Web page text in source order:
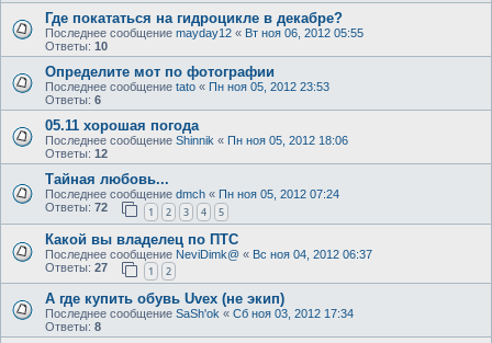
Где покататься на гидроцикле в декабре?
Последнее сообщение mayday12 « Вт ноя 06, 2012 05:55
Ответы: 10
Определите мот по фотографии
Последнее сообщение tato « Пн ноя 05, 2012 23:53
Ответы: 6
05.11 хорошая погода
Последнее сообщение Shinnik « Пн ноя 05, 2012 18:06
Ответы: 12
Тайная любовь...
Последнее сообщение dmch « Пн ноя 05, 2012 07:24
Ответы: 72 1 2 3 4 5
Какой вы владелец по ПТС
Последнее сообщение NeviDimk@ « Вс ноя 04, 2012 06:37
Ответы: 27 1 2
А где купить обувь Uvex (не экип)
Последнее сообщение SaSh'ok « Сб ноя 03, 2012 17:34
Ответы: 8